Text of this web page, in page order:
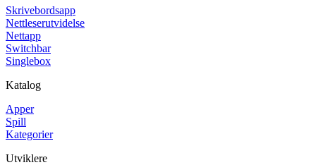
Skrivebordsapp
Nettleserutvidelse
Nettapp
Switchbar
Singlebox
Katalog
Apper
Spill
Kategorier
Utviklere